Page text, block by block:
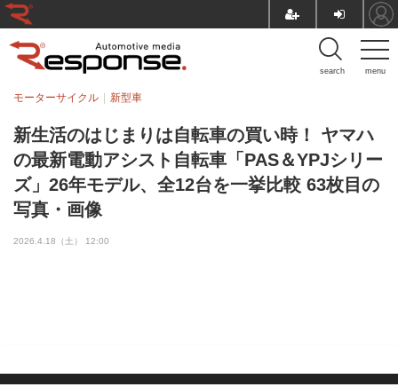
menu
search
新生活のはじまりは自転車の買い時！ ヤマハ
の最新電動アシスト自転車「PAS＆YPJシリー
ズ」26年モデル、全12台を一挙比較 63枚目の
写真・画像
モーターサイクル 新型車
2026.4.18（土） 12:00